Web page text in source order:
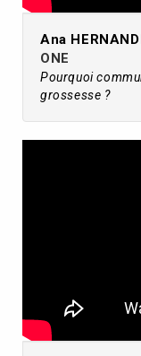
Ana
ONE
Pourquoi
grossesse ?